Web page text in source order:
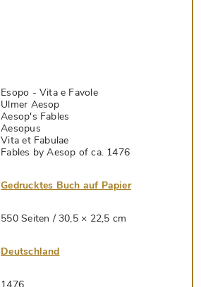
Esopo - Vita e Favole
Ulmer Aesop
Aesop's Fables
Aesopus
Vita et Fabulae
Fables by Aesop of ca. 1476
Gedrucktes Buch auf Papier
550 Seiten / 30,5 × 22,5 cm
Deutschland